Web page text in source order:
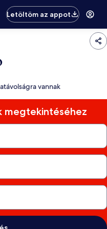
Letöltöm az appot
vannak
megtekintéséhez